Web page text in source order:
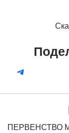
ПЕРВЕНСТВО